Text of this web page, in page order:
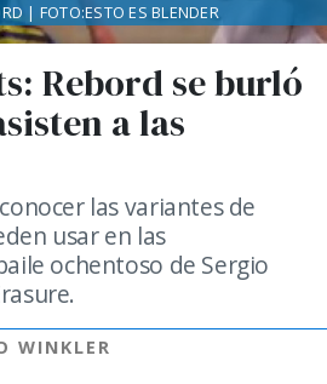
Rebord se burló
a las
las variantes de
usar en las
ochentoso de Sergio
WINKLER
| FOTO:ESTO ES BLENDER